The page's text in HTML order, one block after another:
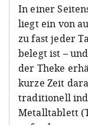
In einer
liegt ein von
zu fast jeder
belegt ist –
der Theke
kurze Zeit
traditionell
Metalltablett